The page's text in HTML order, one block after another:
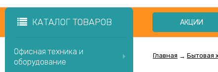
КАТАЛОГ ТОВАРОВ АКЦИИ
Главная → Бытовая
Офисная техника и
оборудование